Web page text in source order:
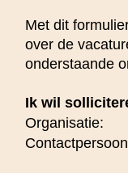
Met dit
over de
onderstaande
Ik wil
Organisatie: